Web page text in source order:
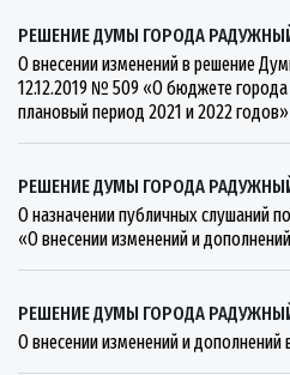
РЕШЕНИЕ ДУМЫ ГОРОДА
О внесении изменений в решение
12.12.2019 № 509 «О бюджете
плановый период 2021 и 2022 годов»
РЕШЕНИЕ ДУМЫ ГОРОДА
О назначении публичных слушаний
«О внесении изменений и
РЕШЕНИЕ ДУМЫ ГОРОДА
О внесении изменений и дополнений